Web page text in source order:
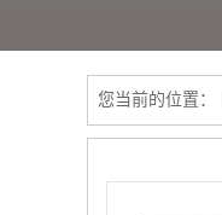
您当前的位置：